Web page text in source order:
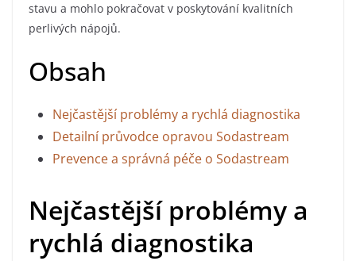
stavu a mohlo pokračovat v poskytování kvalitních
perlivých nápojů.
Obsah
Nejčastější problémy a rychlá diagnostika
Detailní průvodce opravou Sodastream
Prevence a správná péče o Sodastream
Nejčastější problémy a
rychlá diagnostika